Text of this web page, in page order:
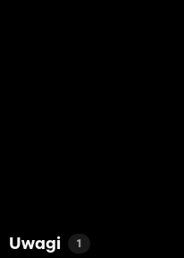
Uwagi 1